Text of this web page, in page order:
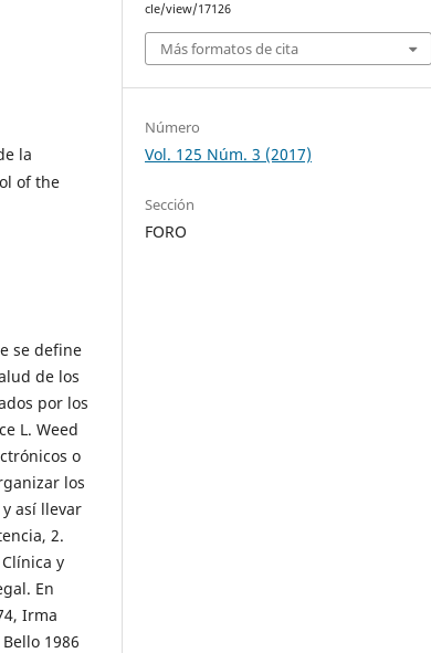
la
of the
se define
de los
por los
L. Weed
o
los
así llevar
2.
y
En
Irma
1986
cle/view/17126
Más formatos de cita
Número
Vol. 125 Núm. 3 (2017)
Sección
FORO